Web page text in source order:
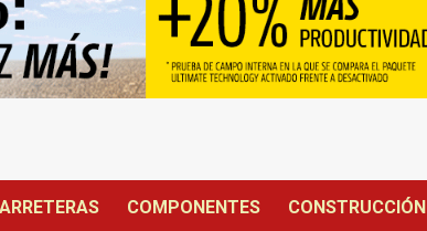
COMPONENTES CONSTRUCCIÓN